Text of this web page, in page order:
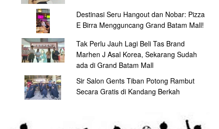
Destinasi Seru Hangout dan Nobar: Pizza
E Birra Mengguncang Grand Batam Mall!
Tak Perlu Jauh Lagi Beli Tas Brand
Marhen J Asal Korea, Sekarang Sudah
ada di Grand Batam Mall
Sir Salon Gents Tiban Potong Rambut
Secara Gratis di Kandang Berkah